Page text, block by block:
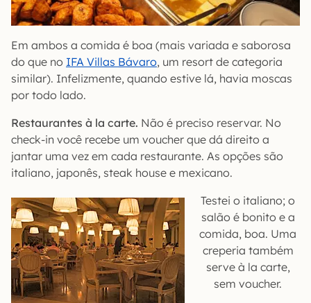
Em ambos a comida é boa (mais variada e saborosa
do que no IFA Villas Bávaro, um resort de categoria
similar). Infelizmente, quando estive lá, havia moscas
por todo lado.
Restaurantes à la carte. Não é preciso reservar. No
check-in você recebe um voucher que dá direito a
jantar uma vez em cada restaurante. As opções são
italiano, japonês, steak house e mexicano.
Testei o italiano; o
salão é bonito e a
comida, boa. Uma
creperia também
serve à la carte,
sem voucher.